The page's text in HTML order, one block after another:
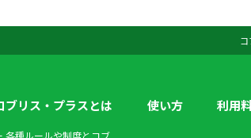
ブリス・プラスとは 使い方 利用